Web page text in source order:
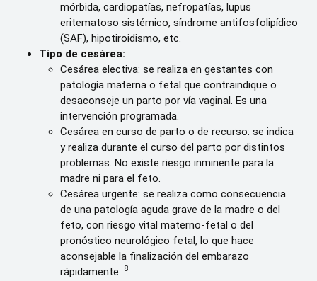
mórbida, cardiopatías, nefropatías, lupus
eritematoso sistémico, síndrome antifosfolipídico
(SAF), hipotiroidismo, etc.
Tipo de cesárea:
Cesárea electiva: se realiza en gestantes con
patología materna o fetal que contraindique o
desaconseje un parto por vía vaginal. Es una
intervención programada.
Cesárea en curso de parto o de recurso: se indica
y realiza durante el curso del parto por distintos
problemas. No existe riesgo inminente para la
madre ni para el feto.
Cesárea urgente: se realiza como consecuencia
de una patología aguda grave de la madre o del
feto, con riesgo vital materno-fetal o del
pronóstico neurológico fetal, lo que hace
aconsejable la finalización del embarazo
rápidamente. 8